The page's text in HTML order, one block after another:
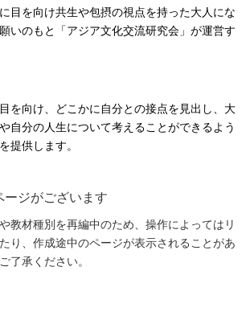
目を向け共生や包摂の視点を持った大人にな
いのもと「アジア文化交流研究会」が運営す
を向け、どこかに自分との接点を見出し、大
自分の人生について考えることができるよう
提供します。
ージがございます
教材種別を再編中のため、操作によってはリ
り、作成途中のページが表示されることがあ
了承ください。